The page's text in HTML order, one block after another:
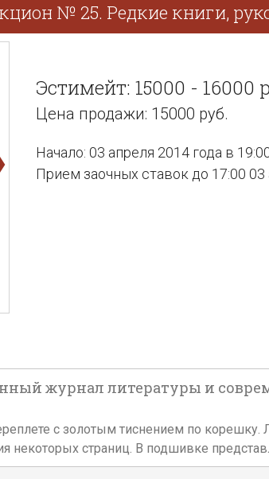
№ 25. Редкие книги,
Эстимейт: 15000 - 16000
Цена продажи: 15000 руб.
Начало: 03 апреля 2014 года в
Прием заочных ставок до 17:00 03
журнал литературы и
с золотым тиснением по
некоторых страниц. В подшивке